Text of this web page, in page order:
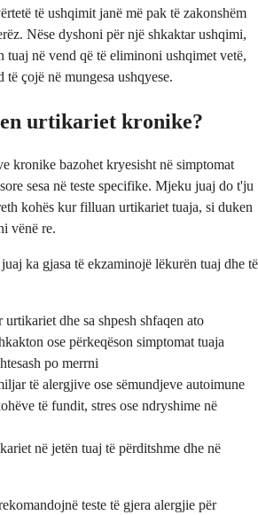
të ushqimit janë më pak të zakonshëm
Nëse dyshoni për një shkaktar ushqimi,
tuaj në vend që të eliminoni ushqimet vetë,
çojë në mungesa ushqyese.
urtikariet kronike?
kronike bazohet kryesisht në simptomat
sesa në teste specifike. Mjeku juaj do t'ju
kohës kur filluan urtikariet tuaja, si duken
vënë re.
ka gjasa të ekzaminojë lëkurën tuaj dhe të
urtikariet dhe sa shpesh shfaqen ato
ose përkeqëson simptomat tuaja
po merrni
të alergjive ose sëmundjeve autoimune
të fundit, stres ose ndryshime në
në jetën tuaj të përditshme dhe në
teste të gjera alergjie për